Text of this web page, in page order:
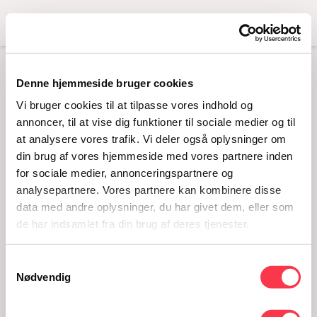
Denne hjemmeside bruger cookies
Vi bruger cookies til at tilpasse vores indhold og
annoncer, til at vise dig funktioner til sociale medier og til
at analysere vores trafik. Vi deler også oplysninger om
din brug af vores hjemmeside med vores partnere inden
for sociale medier, annonceringspartnere og
analysepartnere. Vores partnere kan kombinere disse
data med andre oplysninger, du har givet dem, eller som
de har indsamlet fra din brug af deres tjenester.
Nødvendig
Menu
MEN ONLY – EN
AFTEN I MANDENS
TEGN
09.03.2017 · 18 - 22